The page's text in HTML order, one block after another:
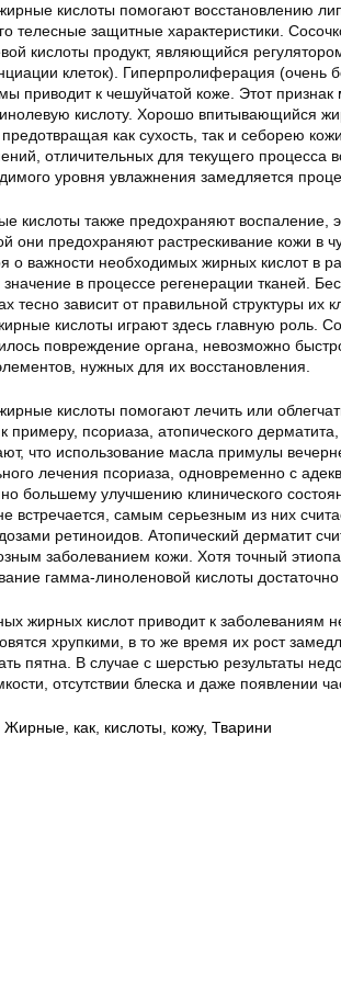
кислоты помогают восстановлению
телесные защитные характеристики.
кислоты продукт, являющийся
клеток). Гиперпролиферация (очень
приводит к чешуйчатой коже. Этот признак
кислоту. Хорошо впитывающийся
как сухость, так и себорею
отличительных для текущего процесса
уровня увлажнения замедляется
кислоты также предохраняют воспаление,
они предохраняют растрескивание кожи в
о важности необходимых жирных кислот в
в процессе регенерации тканей.
тесно зависит от правильной структуры их
кислоты играют здесь главную роль.
повреждение органа, невозможно
нужных для их восстановления.
кислоты помогают лечить или
примеру, псориаза, атопического
что использование масла примулы
лечения псориаза, одновременно с
большему улучшению клинического
встречается, самым серьезным из них
ретиноидов. Атопический дерматит
заболеванием кожи. Хотя точный
гамма-линоленовой кислоты
жирных кислот приводит к заболеваниям
хрупкими, в то же время их рост
пятна. В случае с шерстью результаты
отсутствии блеска и даже появлении
Жирные как кислоты кожу, Тварини